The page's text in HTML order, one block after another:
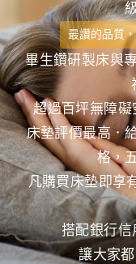
最讚的品質
畢生鑽研製床與
超過百坪無障
床墊評價最高．
格，
凡購買床墊即享
搭配銀行信
讓大家